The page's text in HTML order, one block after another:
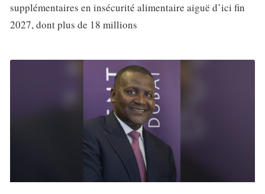
supplémentaires en insécurité alimentaire aiguë d’ici fin
2027, dont plus de 18 millions